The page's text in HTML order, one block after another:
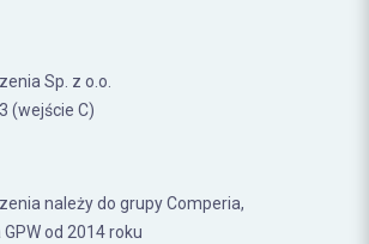
Sp. z o.o.
(wejście C)
należy do grupy Comperia,
od 2014 roku